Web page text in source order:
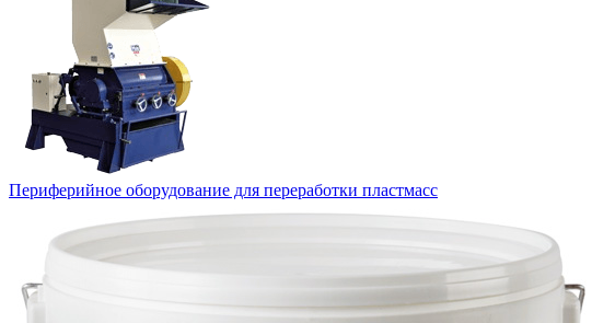
Периферийное оборудование для переработки пластмасс